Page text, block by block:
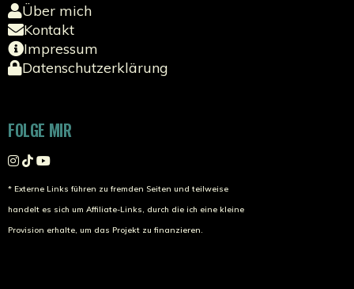
Über mich
Kontakt
Impressum
Datenschutzerklärung
FOLGE MIR
* Externe Links führen zu fremden Seiten und teilweise
handelt es sich um Affiliate-Links, durch die ich eine kleine
Provision erhalte, um das Projekt zu finanzieren.